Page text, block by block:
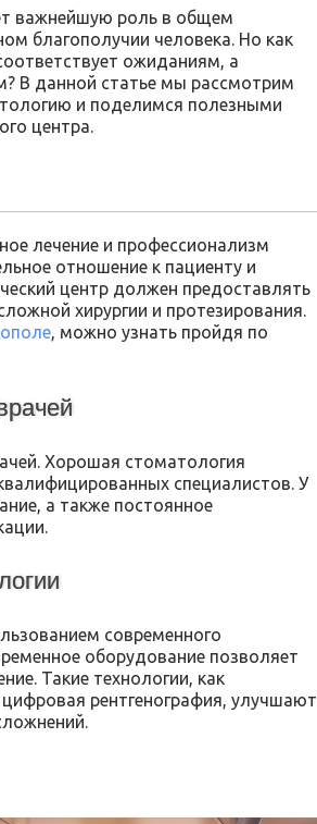
важнейшую роль в общем
благополучии человека. Но как
ожиданиям, а
В данной статье мы рассмотрим
и поделимся полезными
центра.
лечение и профессионализм
отношение к пациенту и
центр должен предоставлять
хирургии и протезирования.
, можно узнать пройдя по
Хорошая стоматология
специалистов. У
а также постоянное
современного
оборудование позволяет
Такие технологии, как
рентгенография, улучшают